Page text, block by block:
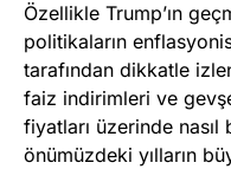
Özellikle Trump’ın
politikaların
tarafından dikkatle
faiz indirimleri ve
fiyatları üzerinde nasıl
önümüzdeki yılların